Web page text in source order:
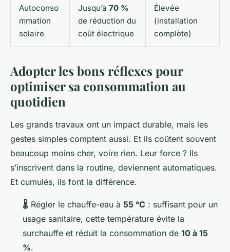
Autoconso
mmation
solaire
Jusqu’à 70 %
de réduction du
coût électrique
Élevée
(installation
complète)
Adopter les bons réflexes pour
optimiser sa consommation au
quotidien
Les grands travaux ont un impact durable, mais les
gestes simples comptent aussi. Et ils coûtent souvent
beaucoup moins cher, voire rien. Leur force ? Ils
s’inscrivent dans la routine, deviennent automatiques.
Et cumulés, ils font la différence.
🌡️ Régler le chauffe-eau à 55 °C : suffisant pour un
usage sanitaire, cette température évite la
surchauffe et réduit la consommation de 10 à 15
%.